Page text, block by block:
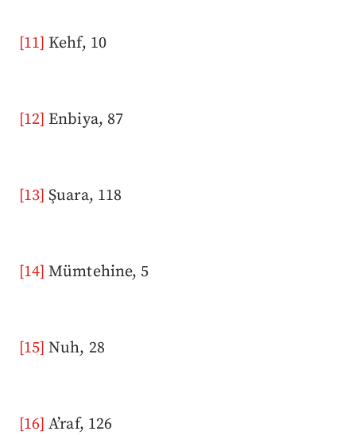
[11] Kehf, 10
[12] Enbiya, 87
[13] Şuara, 118
[14] Mümtehine, 5
[15] Nuh, 28
[16] A’raf, 126